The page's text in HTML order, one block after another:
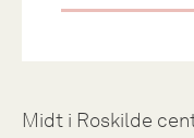
Midt i Roskilde